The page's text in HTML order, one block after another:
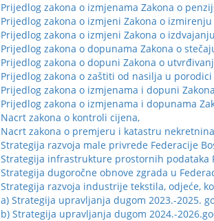
Prijedlog zakona o izmjenama Zakona o
Prijedlog zakona o izmjeni Zakona o
Prijedlog zakona o izmjeni Zakona o
Prijedlog zakona o dopunama Zakona o
Prijedlog zakona o dopuni Zakona o
Prijedlog zakona o zaštiti od nasilja u
Prijedlog zakona o izmjenama i dopuni
Prijedlog zakona o izmjenama i dopunama
Nacrt zakona o kontroli cijena,
Nacrt zakona o premjeru i katastru
Strategija razvoja male privrede Federacije
Strategija infrastrukture prostornih podataka
Strategija dugoročne obnove zgrada u
Strategija razvoja industrije tekstila, odjeće,
a) Strategija upravljanja dugom 2023.-2025.
b) Strategija upravljanja dugom 2024.-